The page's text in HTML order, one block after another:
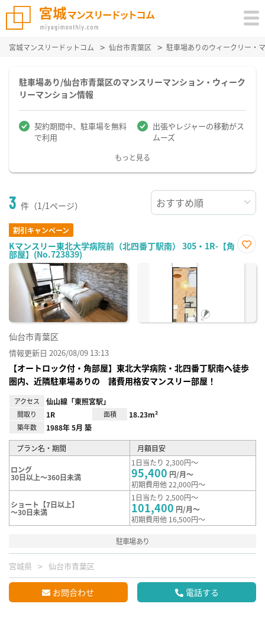
宮城マンスリードットコム 仙台市青葉区 駐車場ありのウィークリー・
駐車場あり/仙台市青葉区のマンスリーマンション・ウィーク
リーマンション情報
契約期間中、駐車場を無料
で利用
出張やレジャーの移動がス
ムーズ
もっと見る
3 件（1/1ページ）
割引キャンペーン
Kマンスリー東北大学病院前（北四番丁駅南） 305・1R-【角
部屋】(No.723839)
に入
仙台市青葉区
情報更新日 2026/08/09 13:13
【オートロック付・角部屋】東北大学病院・北四番丁駅南へ徒歩
圏内、近隣駐車場ありの 諸費用格安マンスリー部屋！
アクセス 仙山線「東照宮駅」
間取り 1R 面積 18.23m²
築年数 1988年 5月 築
プラン名・期間 月額目安
ロング
30日以上～360日未満
1日当たり 2,300円～
95,400 円/月～
初期費用他 22,000円～
ショート【7日以上】
～30日未満
1日当たり 2,500円～
101,400 円/月～
初期費用他 16,500円～
駐車場あり
宮城県 仙台市青葉区
お問合わせ 電話する